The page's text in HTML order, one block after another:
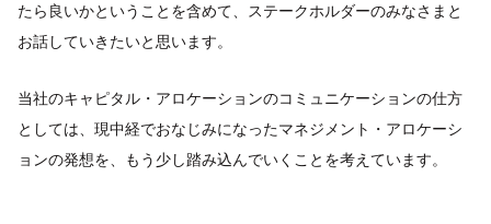
たら良いかということを含めて、ステークホルダーのみなさまと
お話していきたいと思います。
当社のキャピタル・アロケーションのコミュニケーションの仕方
としては、現中経でおなじみになったマネジメント・アロケーシ
ョンの発想を、もう少し踏み込んでいくことを考えています。